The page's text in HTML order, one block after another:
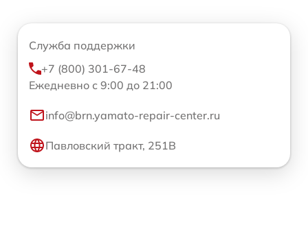
Служба поддержки
+7 (800) 301-67-48
Ежедневно с 9:00 до 21:00
info@brn.yamato-repair-center.ru
Павловский тракт, 251В